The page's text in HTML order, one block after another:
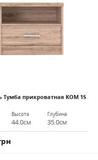
Тумба прикроватная KOM 1S
Высота
44.0см
Глубина
35.0см